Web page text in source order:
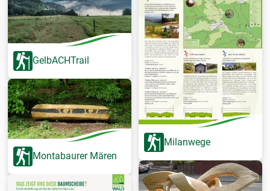
GelbACHTrail
Montabaurer Mären
Milanwege